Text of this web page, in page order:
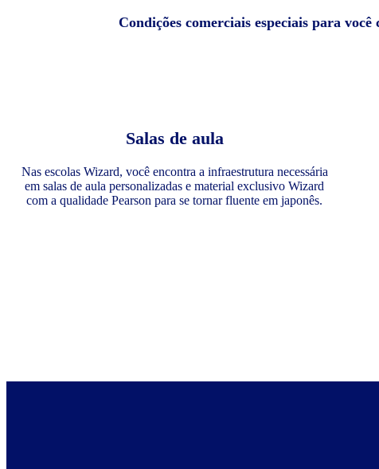
Condições comerciais especiais para
Salas de aula
Nas escolas Wizard, você encontra a infraestrutura necessária
em salas de aula personalizadas e material exclusivo Wizard
com a qualidade Pearson para se tornar fluente em japonês.